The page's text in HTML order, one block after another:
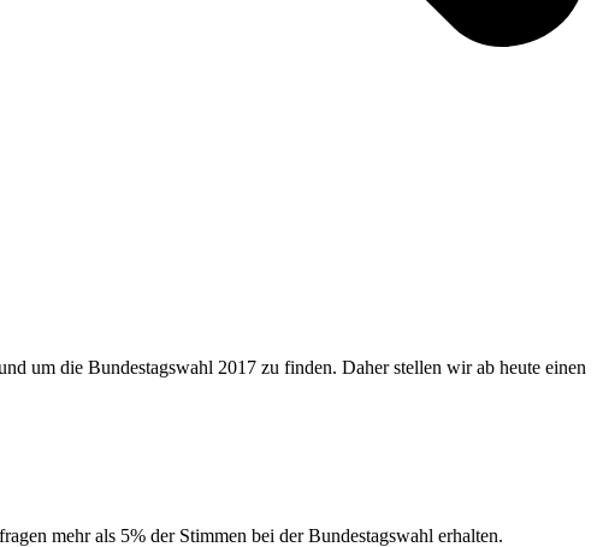
um die Bundestagswahl 2017 zu finden. Daher stellen wir ab heute einen
mehr als 5% der Stimmen bei der Bundestagswahl erhalten.